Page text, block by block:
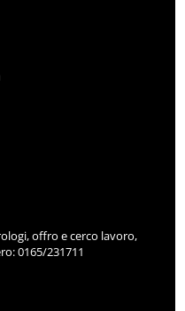
offro e cerco lavoro,
0165/231711